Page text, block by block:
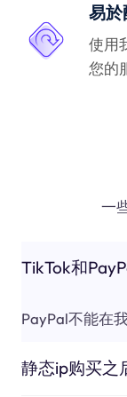
易於
使用
您的
一
TikTok和
PayPal不能在
静态ip购买之